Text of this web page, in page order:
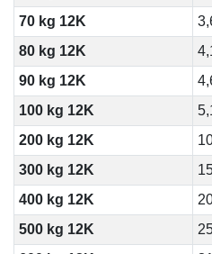
70 kg 12K
80 kg 12K
90 kg 12K
100 kg 12K
200 kg 12K
300 kg 12K
400 kg 12K
500 kg 12K